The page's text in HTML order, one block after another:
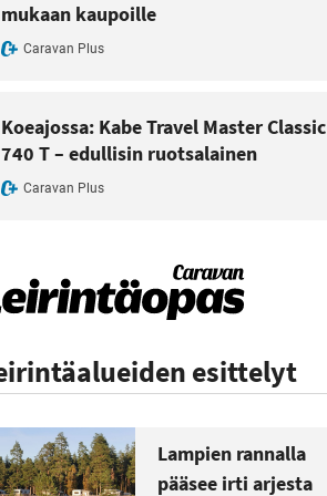
mukaan kaupoille
Caravan Plus
Koeajossa: Kabe Travel Master Classic
740 T – edullisin ruotsalainen
Caravan Plus
esittelyt
Lampien rannalla
pääsee irti arjesta